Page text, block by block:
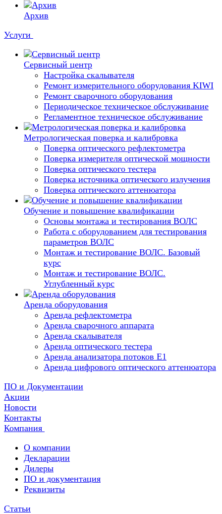
Архив
Услуги
Сервисный центр
Настройка скалывателя
Ремонт измерительного оборудования KIWI
Ремонт сварочного оборудования
Периодическое техническое обслуживание
Регламентное техническое обслуживание
Метрологическая поверка и калибровка
Поверка оптического рефлектометра
Поверка измерителя оптической мощности
Поверка оптического тестера
Поверка источника оптического излучения
Поверка оптического аттенюатора
Обучение и повышение квалификации
Основы монтажа и тестирования ВОЛС
Работа с оборудованием для тестирования
параметров ВОЛС
Монтаж и тестирование ВОЛС. Базовый
курс
Монтаж и тестирование ВОЛС.
Углубленный курс
Аренда оборудования
Аренда рефлектометра
Аренда сварочного аппарата
Аренда скалывателя
Аренда оптического тестера
Аренда анализатора потоков Е1
Аренда цифрового оптического аттенюатора
ПО и Документации
Акции
Новости
Контакты
Компания
О компании
Декларации
Дилеры
ПО и документация
Реквизиты
Статьи